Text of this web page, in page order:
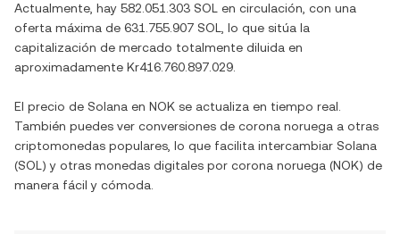
Actualmente, hay 582.051.303 SOL en circulación, con una
oferta máxima de 631.755.907 SOL
, lo que sitúa la
capitalización de mercado totalmente diluida en
aproximadamente Kr416.760.897.029
El precio de Solana en NOK se actualiza en tiempo real.
También puedes ver conversiones de corona noruega a otras
criptomonedas populares, lo que facilita intercambiar Solana
(SOL ) y otras monedas digitales por corona noruega (NOK) de
manera fácil y cómoda.